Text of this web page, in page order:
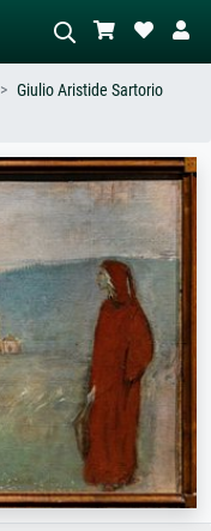
la scène – ex. prairie verte,
avec beaucoup de rouge,
sombre, nu debout près d'un
arbre.
Giulio Aristide Sartorio